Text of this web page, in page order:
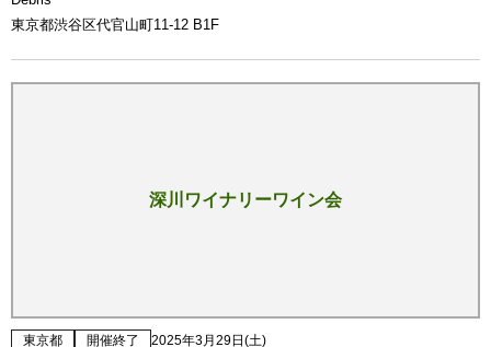
東京都渋谷区代官山町11-12 B1F
深川ワイナリーワイン会
東京都 開催終了 2025年3月29日(土)